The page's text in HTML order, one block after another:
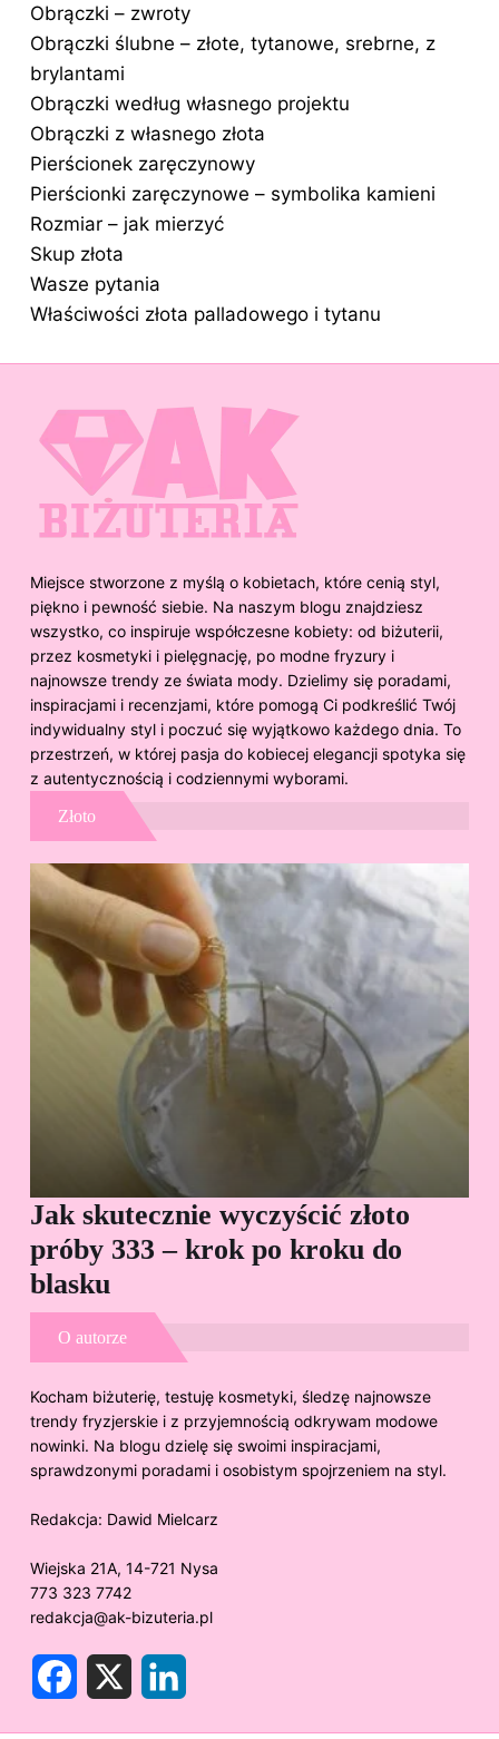
Obrączki – zwroty
Obrączki ślubne – złote, tytanowe, srebrne, z
brylantami
Obrączki według własnego projektu
Obrączki z własnego złota
Pierścionek zaręczynowy
Pierścionki zaręczynowe – symbolika kamieni
Rozmiar – jak mierzyć
Skup złota
Wasze pytania
Właściwości złota palladowego i tytanu
Miejsce stworzone z myślą o kobietach, które cenią styl,
piękno i pewność siebie. Na naszym blogu znajdziesz
wszystko, co inspiruje współczesne kobiety: od biżuterii,
przez kosmetyki i pielęgnację, po modne fryzury i
najnowsze trendy ze świata mody. Dzielimy się poradami,
inspiracjami i recenzjami, które pomogą Ci podkreślić Twój
indywidualny styl i poczuć się wyjątkowo każdego dnia. To
przestrzeń, w której pasja do kobiecej elegancji spotyka się
z autentycznością i codziennymi wyborami.
Złoto
Jak skutecznie wyczyścić złoto
próby 333 – krok po kroku do
blasku
O autorze
Kocham biżuterię, testuję kosmetyki, śledzę najnowsze
trendy fryzjerskie i z przyjemnością odkrywam modowe
nowinki. Na blogu dzielę się swoimi inspiracjami,
sprawdzonymi poradami i osobistym spojrzeniem na styl.
Redakcja: Dawid Mielcarz
Wiejska 21A, 14-721 Nysa
773 323 7742
redakcja@ak-bizuteria.pl
b
e